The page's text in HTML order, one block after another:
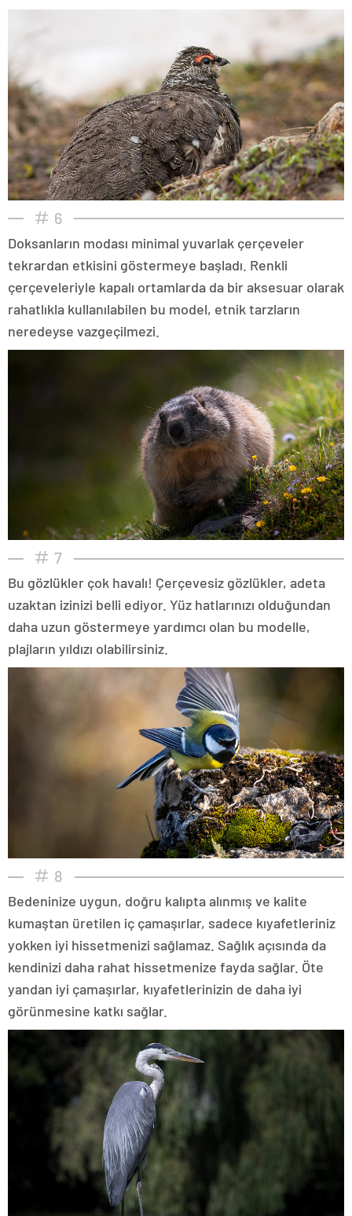
6
Doksanların modası minimal yuvarlak çerçeveler
tekrardan etkisini göstermeye başladı. Renkli
çerçeveleriyle kapalı ortamlarda da bir aksesuar olarak
rahatlıkla kullanılabilen bu model, etnik tarzların
neredeyse vazgeçilmezi.
7
Bu gözlükler çok havalı! Çerçevesiz gözlükler, adeta
uzaktan izinizi belli ediyor. Yüz hatlarınızı olduğundan
daha uzun göstermeye yardımcı olan bu modelle,
plajların yıldızı olabilirsiniz.
8
Bedeninize uygun, doğru kalıpta alınmış ve kalite
kumaştan üretilen iç çamaşırlar, sadece kıyafetleriniz
yokken iyi hissetmenizi sağlamaz. Sağlık açısında da
kendinizi daha rahat hissetmenize fayda sağlar. Öte
yandan iyi çamaşırlar, kıyafetlerinizin de daha iyi
görünmesine katkı sağlar.